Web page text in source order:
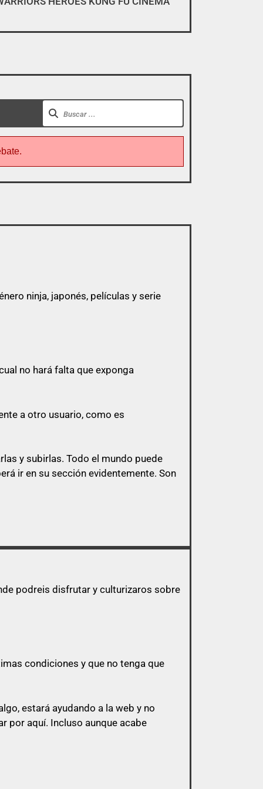
sólo pasarlo por privado en el
post.
de esa índole
ninja, japonés, películas y serie
no hará falta que exponga
a otro usuario, como es
y subirlas. Todo el mundo puede
ir en su sección evidentemente. Son
podreis disfrutar y culturizaros sobre
condiciones y que no tenga que
estará ayudando a la web y no
por aquí. Incluso aunque acabe